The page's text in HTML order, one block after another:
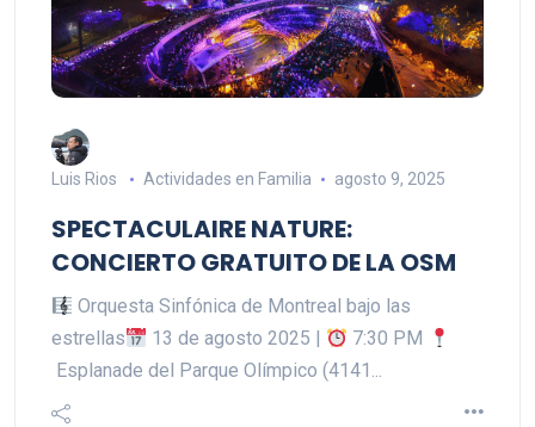
Luis Rios Actividades en Familia agosto 9, 2025
SPECTACULAIRE NATURE:
CONCIERTO GRATUITO DE LA OSM
Orquesta Sinfónica de Montreal bajo las
estrellas
13 de agosto 2025 |
7:30 PM
Esplanade del Parque Olímpico (4141...